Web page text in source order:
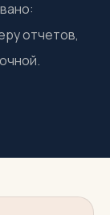
отчетов,